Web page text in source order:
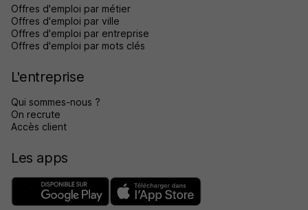
Offres d'emploi par métier
Offres d'emploi par ville
Offres d'emploi par entreprise
Offres d'emploi par mots clés
L'entreprise
Qui sommes-nous ?
On recrute
Accès client
Les apps